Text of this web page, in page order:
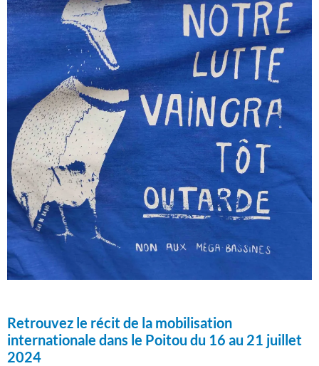
Retrouvez le récit de la mobilisation
internationale dans le Poitou du 16 au 21 juillet
2024